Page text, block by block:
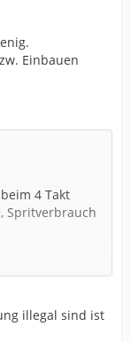
Einbauen
4 Takt
Spritverbrauch
--> ca. 6,5
auch
illegal sind ist